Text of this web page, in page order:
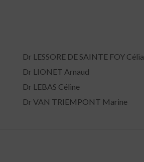
Dr LESSORE DE SAINTE FOY Célia
Dr LIONET Arnaud
Dr LEBAS Céline
Dr VAN TRIEMPONT Marine